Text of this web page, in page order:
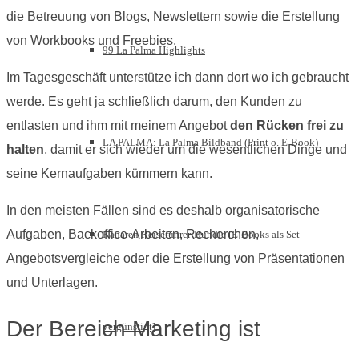
99 La Palma Highlights
LA PALMA: La Palma Bildband (Print o. E-Book)
Kanaren Reiseführer-Bundle [E-Books als Set
vergünstigt]
die Betreuung von Blogs, Newslettern sowie die Erstellung
von Workbooks und Freebies.
Im Tagesgeschäft unterstütze ich dann dort wo ich gebraucht
werde. Es geht ja schließlich darum, den Kunden zu
entlasten und ihm mit meinem Angebotden Rücken frei zu
halten, damit er sich wieder um die wesentlichen Dinge und
seine Kernaufgaben kümmern kann.
In den meisten Fällen sind es deshalb organisatorische
Aufgaben, Backoffice-Arbeiten, Recherchen,
Angebotsvergleiche oder die Erstellung von Präsentationen
und Unterlagen.
Der Bereich Marketing ist